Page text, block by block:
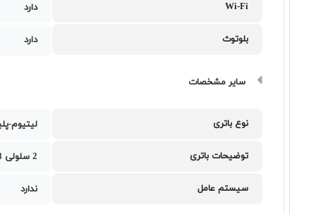
Wi-Fi دارد
بلوتوث دارد
سایر مشخصات
نوع باتری لیتیوم-
توضیحات باتری 2 سلولی 38 وات ساعت
سیستم عامل ندارد